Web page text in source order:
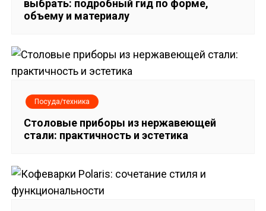
з
а
я
м
выбрать: подробный гид по форме,
объему и материалу
Посуда/техника
Столовые приборы из нержавеющей
стали: практичность и эстетика